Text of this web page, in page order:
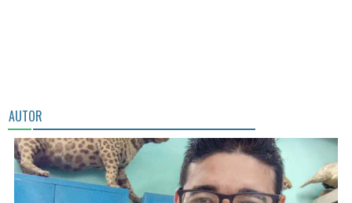
AUTOR